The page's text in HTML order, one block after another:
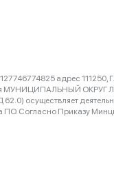
адрес 111250,
МУНИЦИПАЛЬНЫЙ
осуществляет
Согласно Приказу